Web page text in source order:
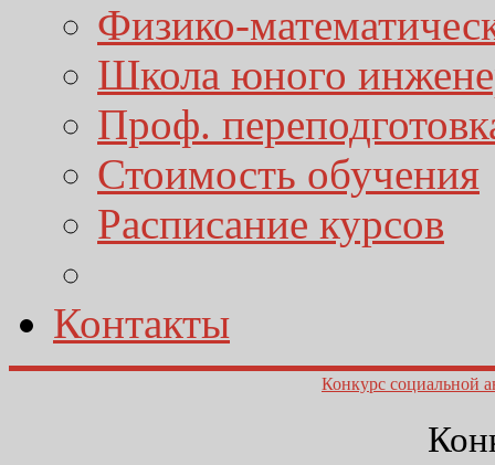
Физико-
Школа юного
Проф.
Стоимость обучения
Расписание курсов
Контакты
Конкурс социальной